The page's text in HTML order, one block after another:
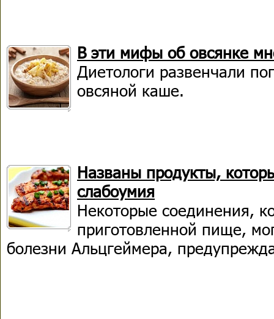
В эти мифы об овсянке
Диетологи развенчали
овсяной каше.
Названы продукты,
слабоумия
Некоторые соединения,
приготовленной пище,
болезни Альцгеймера,